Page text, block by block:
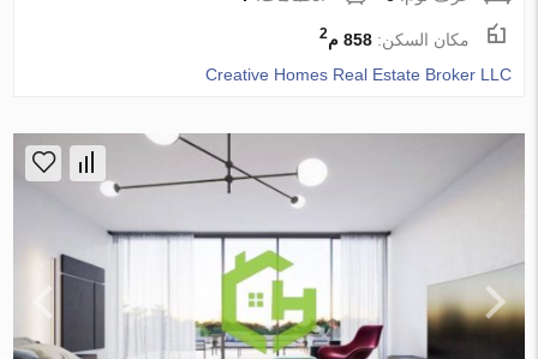
مكان السكن:858 م 2
Creative Homes Real Estate Broker LLC